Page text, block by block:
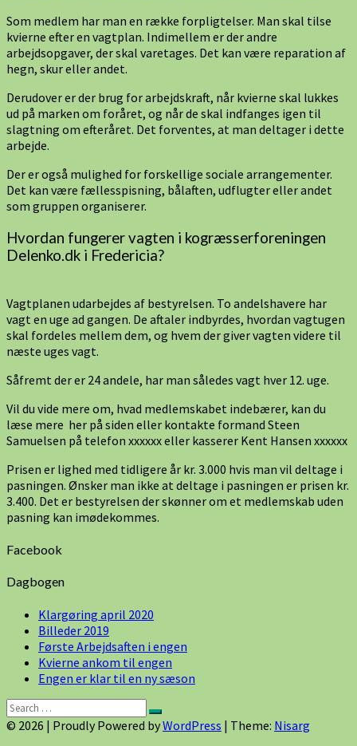
Som medlem har man en række forpligtelser. Man skal tilse
kvierne efter en vagtplan. Indimellem er der andre
arbejdsopgaver, der skal varetages. Det kan være reparation af
hegn, skur eller andet.
Derudover er der brug for arbejdskraft, når kvierne skal lukkes
ud på marken om foråret, og når de skal indfanges igen til
slagtning om efteråret. Det forventes, at man deltager i dette
arbejde.
Der er også mulighed for forskellige sociale arrangementer.
Det kan være fællesspisning, bålaften, udflugter eller andet
som gruppen organiserer.
Hvordan fungerer vagten i kogræsserforeningen
Delenko.dk i Fredericia?
Vagtplanen udarbejdes af bestyrelsen. To andelshavere har
vagt en uge ad gangen. De aftaler indbyrdes, hvordan vagtugen
skal fordeles mellem dem, og hvem der giver vagten videre til
næste uges vagt.
Såfremt der er 24 andele, har man således vagt hver 12. uge.
Vil du vide mere om, hvad medlemskabet indebærer, kan du
læse mere her på siden eller kontakte formand Steen
Samuelsen på telefon xxxxxx eller kasserer Kent Hansen xxxxxx
Prisen er lighed med tidligere år kr. 3.000 hvis man vil deltage i
pasningen. Ønsker man ikke at deltage i pasningen er prisen kr.
3.400. Det er bestyrelsen der skønner om et medlemskab uden
pasning kan imødekommes.
Facebook
Dagbogen
Klargøring april 2020
Billeder 2019
Første Arbejdsaften i engen
Kvierne ankom til engen
Engen er klar til en ny sæson
Search
for:
Search
© 2026 | Proudly Powered byWordPress | Theme: Nisarg